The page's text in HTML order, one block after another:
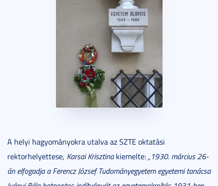
A helyi hagyományokra utalva az SZTE oktatási
rektorhelyettese, Karsai Krisztinakiemelte:„1930. március 26-
án elfogadja a Ferencz József Tudományegyetem egyetemi tanácsa